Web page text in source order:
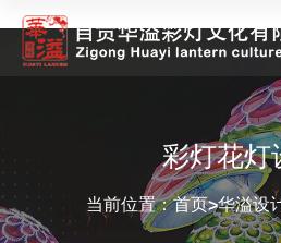
彩灯花灯
当前位置：首页>华溢设